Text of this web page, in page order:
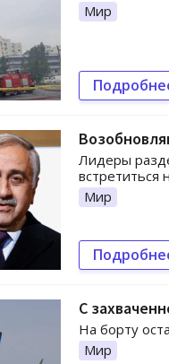
Мир
Лидеры
встретиться
Мир
С
На борту
Мир